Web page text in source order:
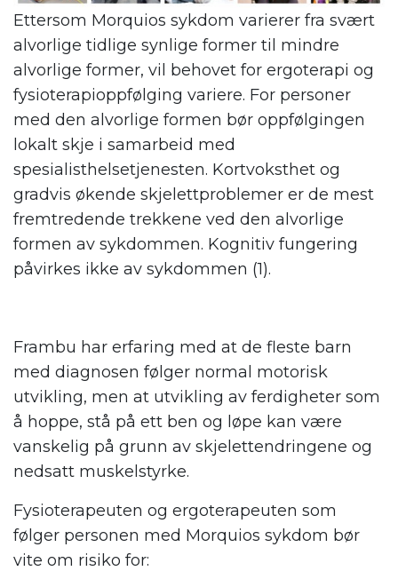
Ettersom Morquios sykdom varierer fra svært
alvorlige tidlige synlige former til mindre
alvorlige former, vil behovet for ergoterapi og
fysioterapioppfølging variere. For personer
med den alvorlige formen bør oppfølgingen
lokalt skje i samarbeid med
spesialisthelsetjenesten. Kortvoksthet og
gradvis økende skjelettproblemer er de mest
fremtredende trekkene ved den alvorlige
formen av sykdommen. Kognitiv fungering
påvirkes ikke av sykdommen (1).
Frambu har erfaring med at de fleste barn
med diagnosen følger normal motorisk
utvikling, men at utvikling av ferdigheter som
å hoppe, stå på ett ben og løpe kan være
vanskelig på grunn av skjelettendringene og
nedsatt muskelstyrke.
Fysioterapeuten og ergoterapeuten som
følger personen med Morquios sykdom bør
vite om risiko for: